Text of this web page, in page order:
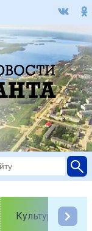
Культура